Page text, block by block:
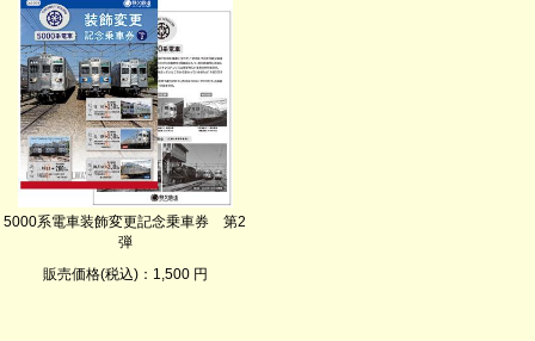
5000系電車装飾変更記念乗車券 第2
弾
販売価格(税込)：1,500 円